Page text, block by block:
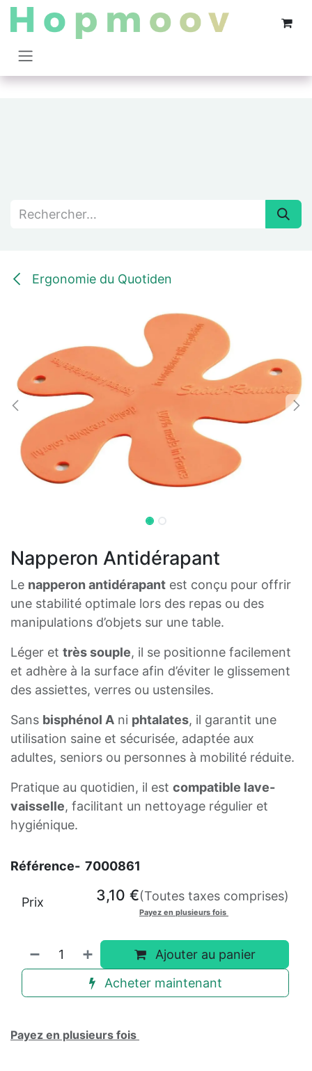
Se rendre au contenu
Ergonomie du Quotiden
Napperon Antidérapant
Le napperon antidérapant est conçu pour offrir
une stabilité optimale lors des repas ou des
manipulations d’objets sur une table.
Léger et très souple, il se positionne facilement
et adhère à la surface afin d’éviter le glissement
des assiettes, verres ou ustensiles.
Sans bisphénol A ni phtalates, il garantit une
utilisation saine et sécurisée, adaptée aux
adultes, seniors ou personnes à mobilité réduite.
Pratique au quotidien, il est compatible lave-
vaisselle, facilitant un nettoyage régulier et
hygiénique.
Référence- 7000861
Ajouter au panier
Acheter maintenant
Prix 3,10 €(Toutes taxes comprises)
Payez en plusieurs fois
Payez en plusieurs fois